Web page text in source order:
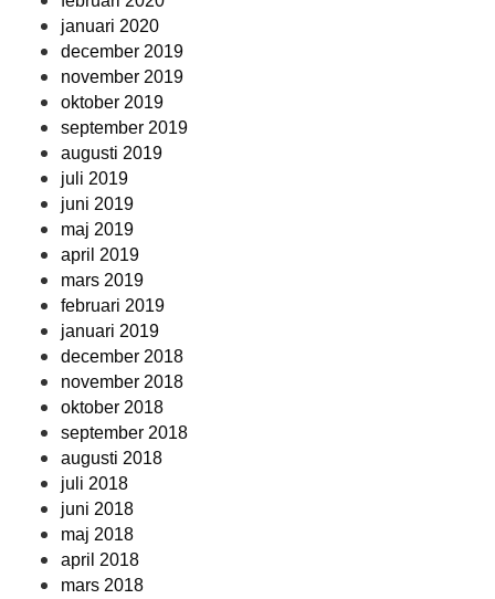
januari 2020
december 2019
november 2019
oktober 2019
september 2019
augusti 2019
juli 2019
juni 2019
maj 2019
april 2019
mars 2019
februari 2019
januari 2019
december 2018
november 2018
oktober 2018
september 2018
augusti 2018
juli 2018
juni 2018
maj 2018
april 2018
mars 2018